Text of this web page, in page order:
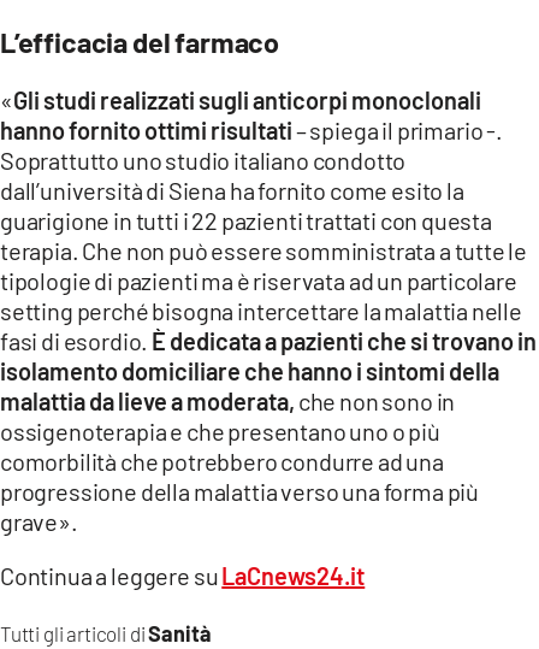
CATANZAROCHANNEL.IT
LACAPITALENEWS.IT
App
ANDROID
APPLE
Tutti gli articoli diSanità
L’efficacia del farmaco
«Gli studi realizzati sugli anticorpi monoclonali
hanno fornito ottimi risultati– spiega il primario -.
Soprattutto uno studio italiano condotto
dall’università di Siena ha fornito come esito la
guarigione in tutti i 22 pazienti trattati con questa
terapia. Che non può essere somministrata a tutte le
tipologie di pazienti ma è riservata ad un particolare
setting perché bisogna intercettare la malattia nelle
fasi di esordio. È dedicata a pazienti che si trovano in
isolamento domiciliare che hanno i sintomi della
malattia da lieve a moderata, che non sono in
ossigenoterapia e che presentano uno o più
comorbilità che potrebbero condurre ad una
progressione della malattia verso una forma più
grave».
Continua a leggere suLaCnews24.it